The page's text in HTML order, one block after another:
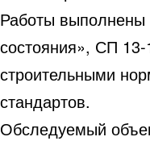
Работы выполнены
состояния», СП
строительными
стандартов.
Обследуемый